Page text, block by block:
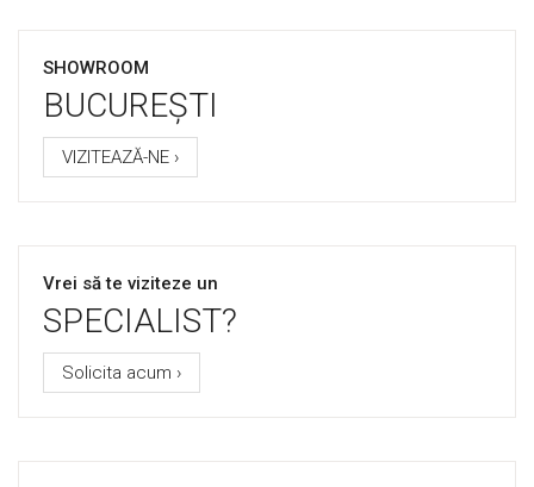
SHOWROOM
BUCUREȘTI
VIZITEAZĂ-NE ›
Vrei să te viziteze un
SPECIALIST?
Solicita acum ›